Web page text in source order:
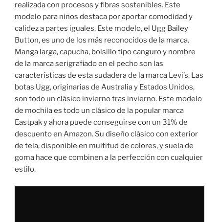
realizada con procesos y fibras sostenibles. Este
modelo para niños destaca por aportar comodidad y
calidez a partes iguales. Este modelo, el Ugg Bailey
Button, es uno de los más reconocidos de la marca.
Manga larga, capucha, bolsillo tipo canguro y nombre
de la marca serigrafiado en el pecho son las
características de esta sudadera de la marca Levi’s. Las
botas Ugg, originarias de Australia y Estados Unidos,
son todo un clásico invierno tras invierno. Este modelo
de mochila es todo un clásico de la popular marca
Eastpak y ahora puede conseguirse con un 31% de
descuento en Amazon. Su diseño clásico con exterior
de tela, disponible en multitud de colores, y suela de
goma hace que combinen a la perfección con cualquier
estilo.